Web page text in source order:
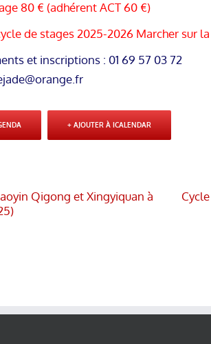
80 € (adhérent ACT 60 €)
de stages 2025-2026 Marcher sur
et inscriptions : 01 69 57 03 72
+ AJOUTER À ICALENDAR
Qigong et Xingyiquan à